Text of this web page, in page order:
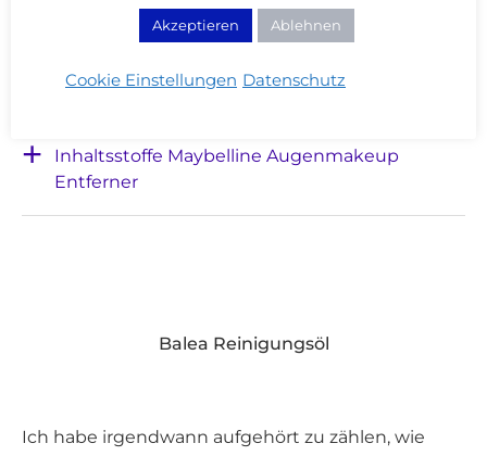
Besser und günstiger werdet ihr keinen Entferner
Inhaltsstoffe Maybelline Augenmakeup
Entferner
Balea Reinigungsöl
Ich habe irgendwann aufgehört zu zählen, wie
Akzeptieren Ablehnen
Cookie Einstellungen Datenschutz